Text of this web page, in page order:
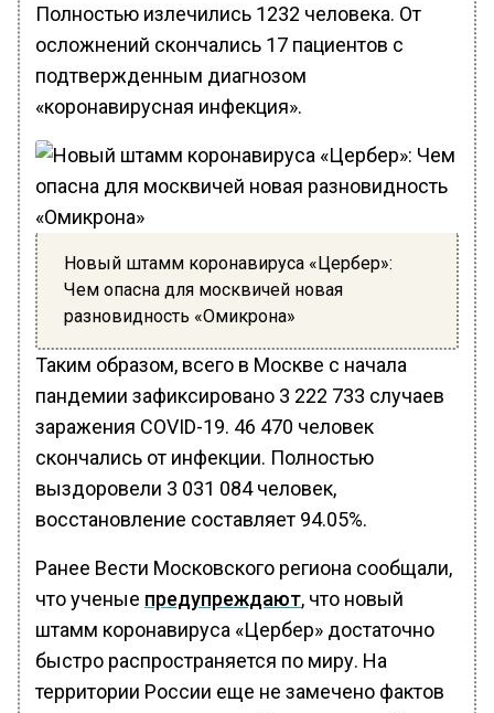
Полностью излечились 1232 человека. От
осложнений скончались 17 пациентов с
подтвержденным диагнозом
«коронавирусная инфекция».
Новый штамм коронавируса «Цербер»:
Чем опасна для москвичей новая
разновидность «Омикрона»
Таким образом, всего в Москве с начала
пандемии зафиксировано 3 222 733 случаев
заражения COVID-19. 46 470 человек
скончались от инфекции. Полностью
выздоровели 3 031 084 человек,
восстановление составляет 94.05%.
Ранее Вести Московского региона сообщали,
что ученые предупреждают, что новый
штамм коронавируса «Цербер» достаточно
быстро распространяется по миру. На
территории России еще не замечено фактов